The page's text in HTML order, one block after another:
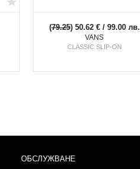
(79.25) 50.62 € / 99.00 лв.
VANS
CLASSIC SLIP-ON
ОБСЛУЖВАНЕ